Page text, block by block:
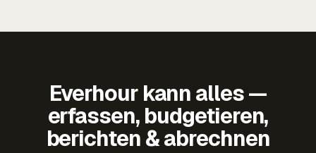
Everhour kann alles —
erfassen, budgetieren,
berichten & abrechnen